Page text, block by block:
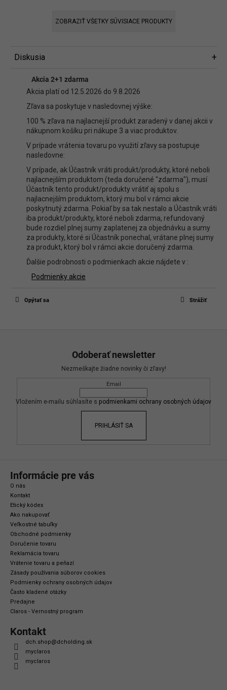
Akcia 2+1 zdarma
Akcia platí od 12.5.2026 do 9.8.2026
Zľava sa poskytuje v nasledovnej výške:
100 % zľava na najlacnejší produkt zaradený v danej akcii v
nákupnom košíku pri nákupe 3 a viac produktov.
V prípade vrátenia tovaru po využití zľavy sa postupuje
nasledovne:
V prípade, ak Účastník vráti produkt/produkty, ktoré neboli
najlacnejším produktom (teda doručené "zdarma"), musí
Účastník tento produkt/produkty vrátiť aj spolu s
najlacnejším produktom, ktorý mu bol v rámci akcie
poskytnutý zdarma. Pokiaľ by sa tak nestalo a Účastník vráti
iba produkt/produkty, ktoré neboli zdarma, refundovaný
bude rozdiel plnej sumy zaplatenej za objednávku a sumy
za produkty, ktoré si Účastník ponechal, vrátane plnej sumy
za produkt, ktorý bol v rámci akcie doručený zdarma.
Ďalšie podrobnosti o podmienkach akcie nájdete v :
Podmienky akcie
Opýtať sa Strážiť
ZOBRAZIŤ VŠETKY SÚVISIACE PRODUKTY
Diskusia
Diskusia
Buďte prvý, kto napíše príspevok k tejto položke.
Len registrovaní používatelia môžu pridávať príspevky. Prosím
alebo sazaregistrujte.
Odoberať newsletter
Nezmeškajte žiadne novinky či zľavy!
Email
Vložením e-mailu súhlasíte s podmienkami ochrany osobných údajov
PRIHLÁSIŤ SA
Informácie pre vás
O nás
Kontakt
Etický kódex
Ako nakupovať
Veľkostné tabuľky
Obchodné podmienky
Doručenie tovaru
Reklamácia tovaru
Vrátenie tovaru a peňazí
Zásady používania súborov cookies
Podmienky ochrany osobných údajov
Často kladené otázky
Predajne
Claros - Vernostný program
Kontakt
dch.shop@dcholding.sk
myclaros
myclaros